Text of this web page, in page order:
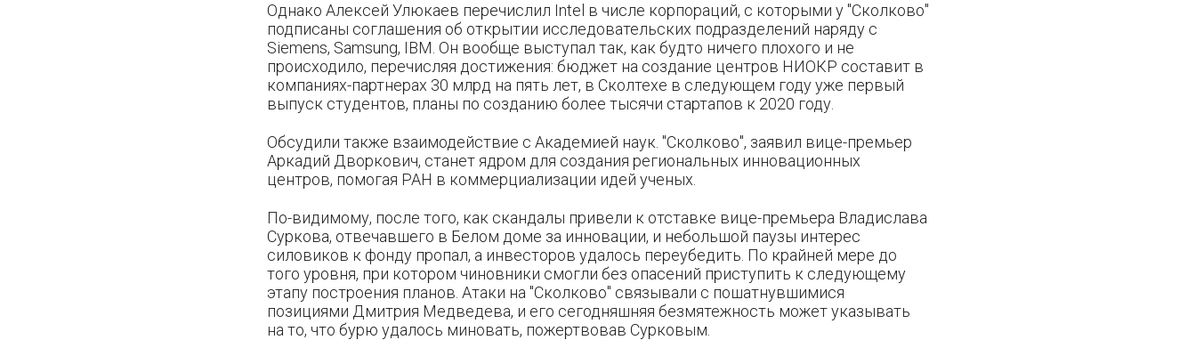
Однако Алексей Улюкаев перечислил Intel в числе корпораций, с которыми у "Сколково"
подписаны соглашения об открытии исследовательских подразделений наряду с
Siemens, Samsung, IBM. Он вообще выступал так, как будто ничего плохого и не
происходило, перечисляя достижения: бюджет на создание центров НИОКР составит в
компаниях-партнерах 30 млрд на пять лет, в Сколтехе в следующем году уже первый
выпуск студентов, планы по созданию более тысячи стартапов к 2020 году.
Обсудили также взаимодействие с Академией наук. "Сколково", заявил вице-премьер
Аркадий Дворкович, станет ядром для создания региональных инновационных
центров, помогая РАН в коммерциализации идей ученых.
По-видимому, после того, как скандалы привели к отставке вице-премьера Владислава
Суркова, отвечавшего в Белом доме за инновации, и небольшой паузы интерес
силовиков к фонду пропал, а инвесторов удалось переубедить. По крайней мере до
того уровня, при котором чиновники смогли без опасений приступить к следующему
этапу построения планов. Атаки на "Сколково" связывали с пошатнувшимися
позициями Дмитрия Медведева, и его сегодняшняя безмятежность может указывать
на то, что бурю удалось миновать, пожертвовав Сурковым.